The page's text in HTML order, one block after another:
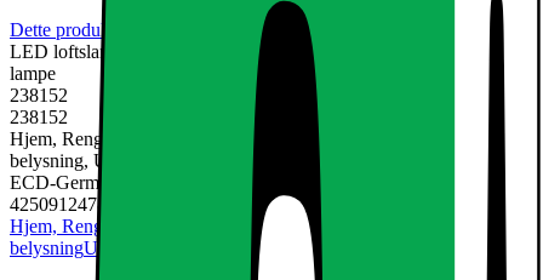
Dette produkt er endnu ikke blevet bedømt.
LED loftslampe loftslampe 30x30 cm 12W Aluminium Matt pære
lampe
238152
238152
Hjem, Rengøring & Køkkenudstyr, El & belysning, Lamper &
belysning, Udendørsbelysning
ECD-Germany
4250912478442
Hjem, Rengøring & Køkkenudstyr
El & belysning
belysningUdendørsbelysning